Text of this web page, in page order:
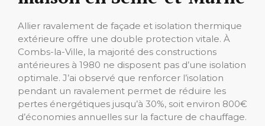
Allier ravalement de façade et isolation thermique
extérieure offre une double protection vitale. À
Combs-la-Ville, la majorité des constructions
antérieures à 1980 ne disposent pas d’une isolation
optimale. J’ai observé que renforcer l’isolation
pendant un ravalement permet de réduire les
pertes énergétiques jusqu’à 30%, soit environ 800€
d’économies annuelles sur la facture de chauffage.